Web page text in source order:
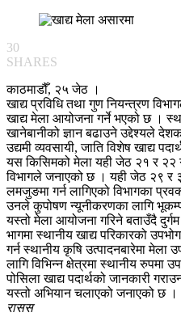
30
SHARES
काठमाडौँ, २५ जेठ ।
खाद्य प्रविधि तथा गुण नियन्त्रण
खाद्य मेला आयोजना गर्ने भएको छ ।
खानेबानीको ज्ञान बढाउने उद्देश्यले
उद्यमी व्यवसायी, जाति विशेष खाद्य
यस किसिमको मेला यही जेठ २१ र
विभागले जनाएको छ । यही जेठ २९ र
लमजुङमा गर्न लागिएको विभागका
उनले कुपोषण न्यूनीकरणका लागि
यस्तो मेला आयोजना गरिने बताउँदै
भागमा स्थानीय खाद्य परिकारको
गर्न स्थानीय कृषि उत्पादनबारेमा मेला
लागि विभिन्न क्षेत्रमा स्थानीय
पोसिला खाद्य पदार्थको जानकारी
यस्तो अभियान चलाएको जनाएको छ ।
रासस